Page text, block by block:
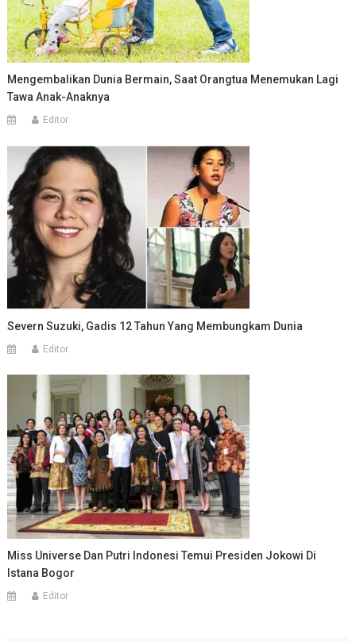
Mengembalikan Dunia Bermain, Saat Orangtua Menemukan Lagi
Tawa Anak-Anaknya
Editor
Severn Suzuki, Gadis 12 Tahun Yang Membungkam Dunia
Editor
Miss Universe Dan Putri Indonesi Temui Presiden Jokowi Di
Istana Bogor
Editor